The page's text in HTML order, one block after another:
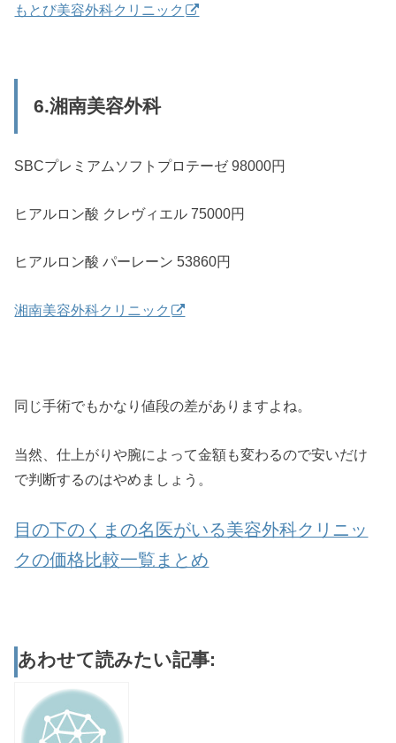
もとび美容外科クリニック
6.湘南美容外科
SBCプレミアムソフトプロテーゼ 98000円
ヒアルロン酸 クレヴィエル 75000円
ヒアルロン酸 パーレーン 53860円
湘南美容外科クリニック
同じ手術でもかなり値段の差がありますよね。
当然、仕上がりや腕によって金額も変わるので安いだけ
で判断するのはやめましょう。
目の下のくまの名医がいる美容外科クリニッ
クの価格比較一覧まとめ
あわせて読みたい記事: